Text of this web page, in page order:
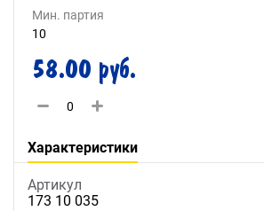
Мин. партия
10
58.00 руб.
Характеристики
Артикул
173 10 035